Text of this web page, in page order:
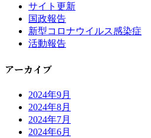
サイト更新
国政報告
新型コロナウイルス感染症
活動報告
アーカイブ
2024年9月
2024年8月
2024年7月
2024年6月